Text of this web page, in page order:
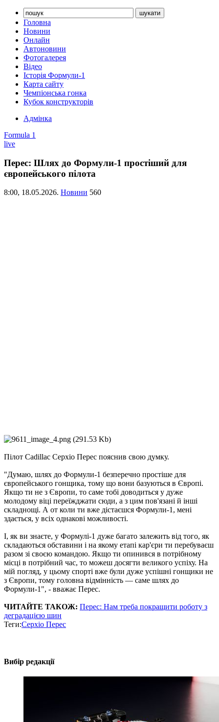
Головна
Новини
Онлайн
Автоновини
Фотогалерея
Відео
Історія Формули-1
Карта сайту
Чемпіонська гонка
Кубок конструкторів
Адмінка
Formula 1
live
Перес: Шлях до Формули-1 простіший для
європейського пілота
8:00, 18.05.2026. Новини 560
Пілот Cadillac Серхіо Перес пояснив свою думку.
"Думаю, шлях до Формули-1 безперечно простіше для
європейського гонщика, тому що вони базуються в Європі.
Якщо ти не з Європи, то саме тобі доводиться у дуже
молодому віці переїжджати сюди, а з цим пов'язані й інші
складнощі. А от коли ти вже дістаєшся Формули-1, мені
здається, у всіх однакові можливості.
І, як ви знаєте, у Формулі-1 дуже багато залежить від того, як
складаються обставини і на якому етапі кар'єри ти перебуваєш
разом зі своєю командою. Якщо ти опинився в потрібному
місці в потрібний час, то можеш досягти великого успіху. На
мій погляд, у цьому спорті вже були дуже успішні гонщики не
з Європи, тому головна відмінність — саме шлях до
Формули-1", - вважає Перес.
ЧИТАЙТЕ ТАКОЖ: Перес: Нам треба покращити роботу з
деградацією шин
Теги:Серхіо Перес
Вибір редакції